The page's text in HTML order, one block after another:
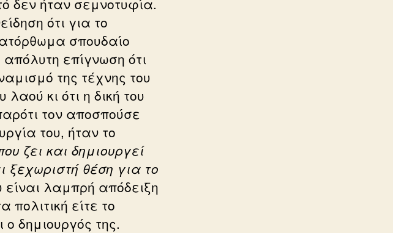
ότι για το
σπουδαίο
επίγνωση ότι
της τέχνης του
κι ότι η δική του
τον αποσπούσε
του, ήταν το
ζει και δημιουργεί
θέση για το
λαμπρή απόδειξη
πολιτική είτε το
ο δημιουργός της.